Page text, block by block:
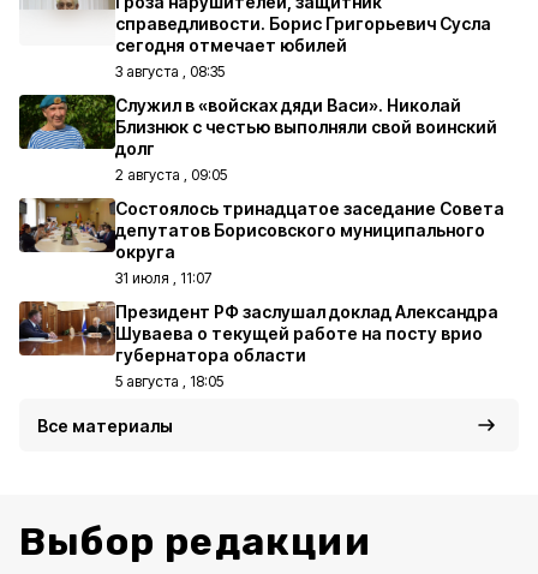
справедливости. Борис Григорьевич Сусла
сегодня отмечает юбилей
3 августа , 08:35
Служил в «войсках дяди Васи». Николай
Близнюк с честью выполняли свой воинский
долг
2 августа , 09:05
Состоялось тринадцатое заседание Совета
депутатов Борисовского муниципального
округа
31 июля , 11:07
Президент РФ заслушал доклад Александра
Шуваева о текущей работе на посту врио
губернатора области
5 августа , 18:05
Все материалы
Выбор редакции